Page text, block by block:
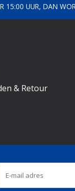
15:00 UUR, DAN
& Retour